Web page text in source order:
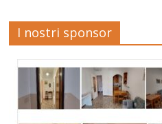
I nostri sponsor